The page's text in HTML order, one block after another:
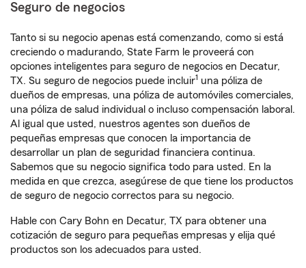
Seguro de negocios
Tanto si su negocio apenas está comenzando, como si está
creciendo o madurando, State Farm le proveerá con
opciones inteligentes para seguro de negocios en Decatur,
TX. Su seguro de negocios puede incluir1 una póliza de
dueños de empresas, una póliza de automóviles comerciales,
una póliza de salud individual o incluso compensación laboral.
Al igual que usted, nuestros agentes son dueños de
pequeñas empresas que conocen la importancia de
desarrollar un plan de seguridad financiera continua.
Sabemos que su negocio significa todo para usted. En la
medida en que crezca, asegúrese de que tiene los productos
de seguro de negocio correctos para su negocio.
Hable con Cary Bohn en Decatur, TX para obtener una
cotización de seguro para pequeñas empresas y elija qué
productos son los adecuados para usted.